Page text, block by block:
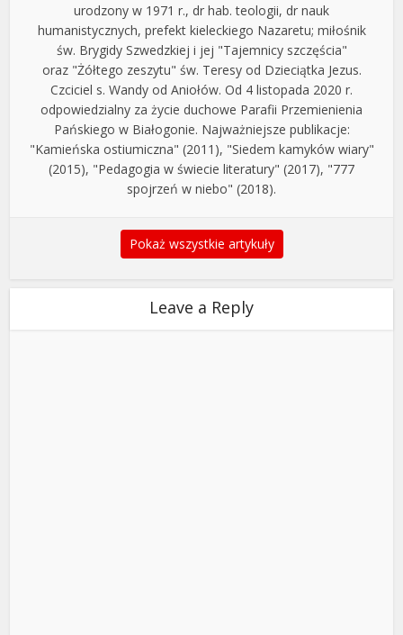
urodzony w 1971 r., dr hab. teologii, dr nauk
humanistycznych, prefekt kieleckiego Nazaretu; miłośnik
św. Brygidy Szwedzkiej i jej "Tajemnicy szczęścia"
oraz "Żółtego zeszytu" św. Teresy od Dzieciątka Jezus.
Czciciel s. Wandy od Aniołów. Od 4 listopada 2020 r.
odpowiedzialny za życie duchowe Parafii Przemienienia
Pańskiego w Białogonie. Najważniejsze publikacje:
"Kamieńska ostiumiczna" (2011), "Siedem kamyków wiary"
(2015), "Pedagogia w świecie literatury" (2017), "777
spojrzeń w niebo" (2018).
Pokaż wszystkie artykuły
Leave a Reply